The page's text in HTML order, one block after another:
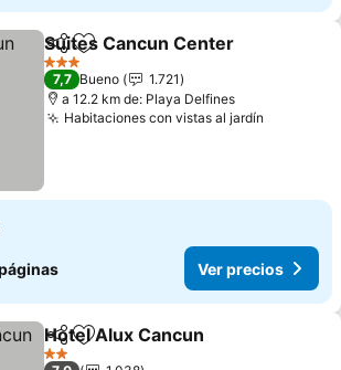
CompartirAgregar a favoritos
Suites Cancun Center
3 Estrellas
7,7 Bueno
1.721
a 12.2 km de: Playa Delfines
Habitaciones con vistas al jardín
Ver precios
CompartirAgregar a favoritos
Hotel Alux Cancun
2 Estrellas